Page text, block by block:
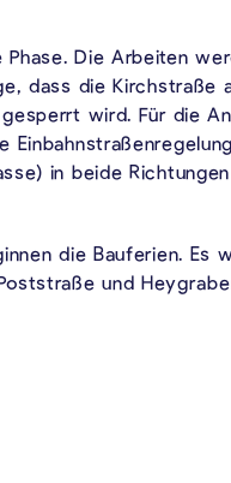
Die Arbeiten
dass die
wird. Für die
in beide
die Bauferien. Es
und